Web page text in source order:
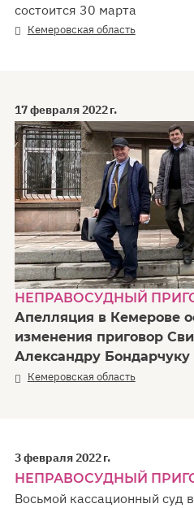
состоится 30 марта
Кемеровская область
17 февраля 2022 г.
НЕПРАВОСУДНЫЙ
Апелляция в Кемерове
изменения приговор
Александру
Кемеровская область
3 февраля 2022 г.
НЕПРАВОСУДНЫЙ
Восьмой кассационный суд